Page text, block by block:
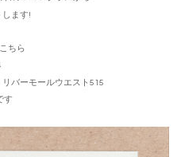
します!
ちら
バーモールウエスト515
す